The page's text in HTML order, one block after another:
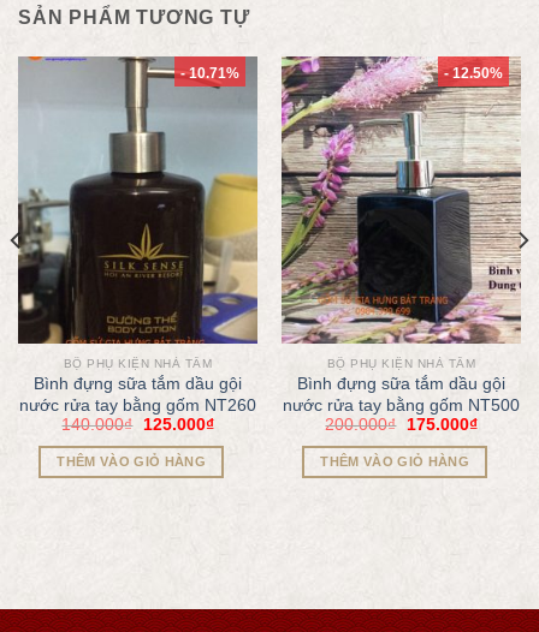
SẢN PHẨM TƯƠNG TỰ
- 10.71%
BỘ PHỤ KIỆN NHÀ TẮM
Bình đựng sữa tắm dầu gội
nước rửa tay bằng gốm NT260
140.000₫ 125.000₫
THÊM VÀO GIỎ HÀNG
- 12.50%
BỘ PHỤ KIỆN NHÀ TẮM
Bình đựng sữa tắm dầu gội
nước rửa tay bằng gốm NT500
200.000₫ 175.000₫
THÊM VÀO GIỎ HÀNG